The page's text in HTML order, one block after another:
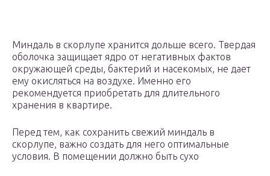
Миндаль в скорлупе хранится дольше всего. Твердая
оболочка защищает ядро от негативных фактов
окружающей среды, бактерий и насекомых, не дает
ему окисляться на воздухе. Именно его
рекомендуется приобретать для длительного
хранения в квартире.
Перед тем, как сохранить свежий миндаль в
скорлупе, важно создать для него оптимальные
условия. В помещении должно быть сухо